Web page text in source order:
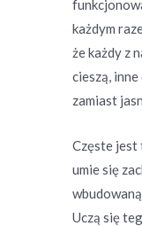
każdym
że każdy z
cieszą,
zamiast
Częste jest
umie się
Uczą się